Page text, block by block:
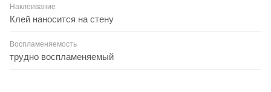
Наклеивание
Клей наносится на стену
Воспламеняемость
трудно воспламеняемый